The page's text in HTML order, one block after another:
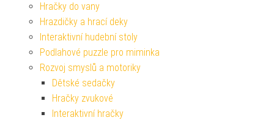
Hračky do vany
Hrazdičky a hrací deky
Interaktivní hudební stoly
Podlahové puzzle pro miminka
Rozvoj smyslů a motoriky
Dětské sedačky
Hračky zvukové
Interaktivní hračky